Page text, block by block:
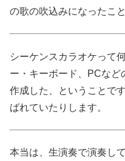
の歌の吹込みになったこと
シーケンスカラオケって
ー・キーボード、PCなど
作成した、ということで
ばれていたりします。
本当は、生演奏で演奏し